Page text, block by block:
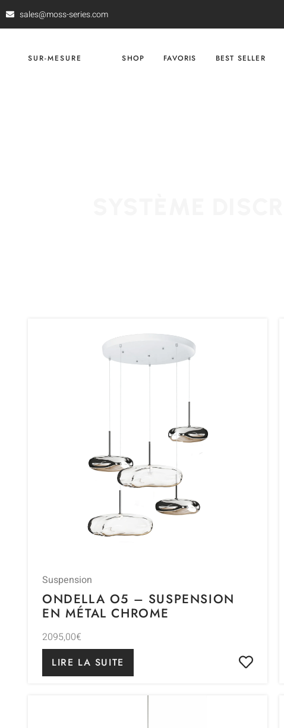
sales@moss-series.com
SUR-MESURE SHOP FAVORIS BEST SELLER
Suspension
ONDELLA O5 – SUSPENSION
EN MÉTAL CHROME
2095,00€
LIRE LA SUITE